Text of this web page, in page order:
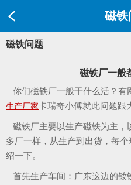
磁铁
磁铁问题
磁铁厂一般
你们磁铁厂一般干什么活？有
生产厂家卡瑞奇小傅就此问题跟
磁铁厂主要以生产磁铁为主，
多厂一样，从生产到出货，每
绍一下。
首先生产车间：广东这边的钕